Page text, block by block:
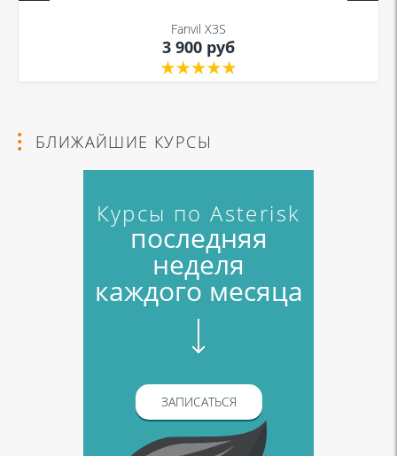
Fanvil X3S
3 900 руб
БЛИЖАЙШИЕ КУРСЫ
Курсы по Asterisk
последняя
неделя
каждого месяца
ЗАПИСАТЬСЯ